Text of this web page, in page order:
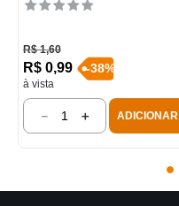
R$ 1,60
R$ 0,99
à vista
-38%
＋
－ ADICIONAR